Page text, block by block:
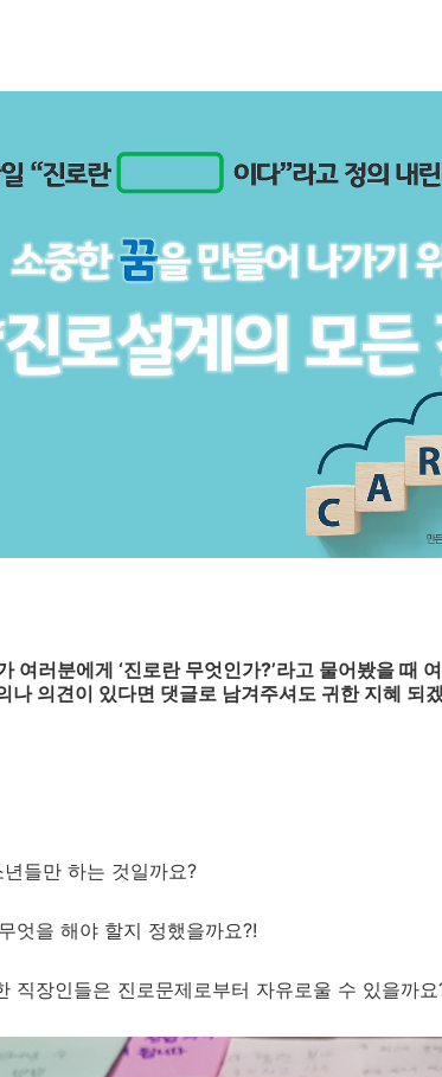
여러분에게 ‘진로란 무엇인가?’라고 물어봤을 때
나 의견이 있다면 댓글로 남겨주셔도 귀한 지혜 되
들만 하는 것일까요?
엇을 해야 할지 정했을까요?!
직장인들은 진로문제로부터 자유로울 수 있을까요